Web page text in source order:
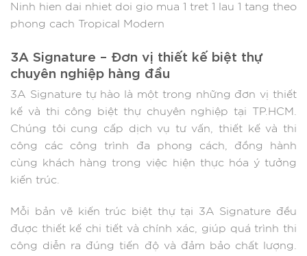
Ninh hien dai nhiet doi gio mua 1 tret 1 lau 1 tang theo
phong cach Tropical Modern
3A Signature – Đơn vị thiết kế biệt thự
chuyên nghiệp hàng đầu
3A Signature tự hào là một trong những đơn vị thiết
kế và thi công biệt thự chuyên nghiệp tại TP.HCM.
Chúng tôi cung cấp dịch vụ tư vấn, thiết kế và thi
công các công trình đa phong cách, đồng hành
cùng khách hàng trong việc hiện thực hóa ý tưởng
kiến trúc.​
Mỗi bản vẽ kiến trúc biệt thự tại 3A Signature đều
được thiết kế chi tiết và chính xác, giúp quá trình thi
công diễn ra đúng tiến độ và đảm bảo chất lượng.